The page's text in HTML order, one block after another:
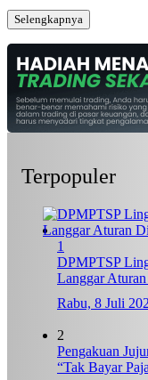
Selengkapnya
Terpopuler
1
DPMPTSP
Langgar
Rabu, 8 Juli
2
Pengakuan
“Tak Bayar